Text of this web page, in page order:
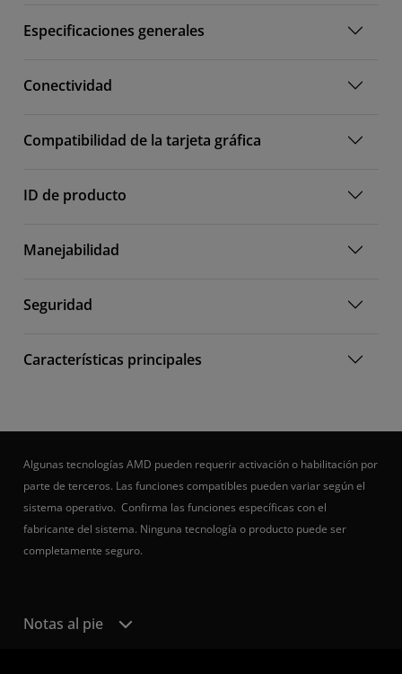
Especificaciones generales
Conectividad
Compatibilidad de la tarjeta gráfica
ID de producto
Manejabilidad
Seguridad
Características principales
Algunas tecnologías AMD pueden requerir activación o habilitación por
parte de terceros. Las funciones compatibles pueden variar según el
sistema operativo. Confirma las funciones específicas con el
fabricante del sistema. Ninguna tecnología o producto puede ser
completamente seguro.
Notas al pie